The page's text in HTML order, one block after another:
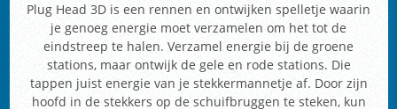
Plug Head 3D is een rennen en ontwijken spelletje waarin
je genoeg energie moet verzamelen om het tot de
eindstreep te halen. Verzamel energie bij de groene
stations, maar ontwijk de gele en rode stations. Die
tappen juist energie van je stekkermannetje af. Door zijn
hoofd in de stekkers op de schuifbruggen te steken, kun